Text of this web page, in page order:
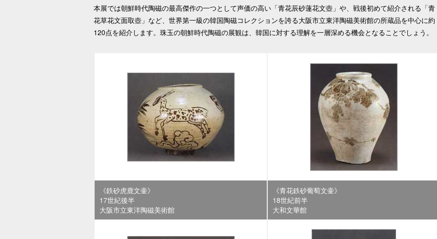
本展では朝鮮時代陶磁の最高傑作の一つとして声価の高い「青花辰砂蓮花文壺」や、戦後初めて紹介される「青
花草花文面取壺」など、世界第一級の韓国陶磁コレクションを誇る大阪市立東洋陶磁美術館の所蔵品を中心に約
120点を紹介します。珠玉の朝鮮時代陶磁の展観は、韓国に対する理解を一層深める機会となることでしょう。
《鉄砂虎鹿文壷》
17世紀後半
大阪市立東洋陶磁美術館
《青花鉄砂葡萄文壷》
18世紀前半
大和文華館